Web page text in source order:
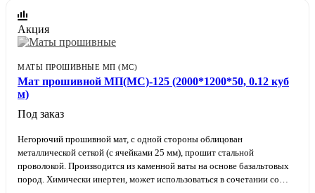
Акция
МАТЫ ПРОШИВНЫЕ МП (МС)
Мат прошивной МП(МС)-125 (2000*1200*50, 0.12 куб
м)
Под заказ
Негорючий прошивной мат, с одной стороны облицован
металлической сеткой (с ячейками 25 мм), прошит стальной
проволокой. Производится из каменной ваты на основе базальтовых
пород. Химически инертен, может использоваться в сочетании со